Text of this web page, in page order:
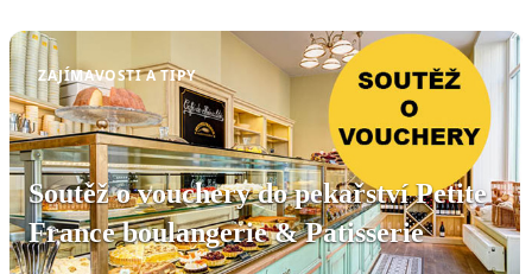
ZAJÍMAVOSTI A TIPY
Soutěž o vouchery do pekařství Petite
France boulangerie & Patisserie